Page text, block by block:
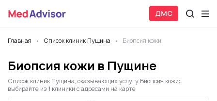
ДМС
Главная Список клиник Пущина Биопсия кожи
Биопсия кожи в Пущине
Список клиник Пущина, оказывающих услугу Биопсия кожи:
выбирайте из 1 клиники с адресами на карте